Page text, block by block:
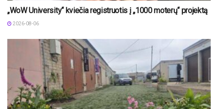
„WoW University“ kviečia registruotis į „1000 moterų“ projektą
2026-08-06